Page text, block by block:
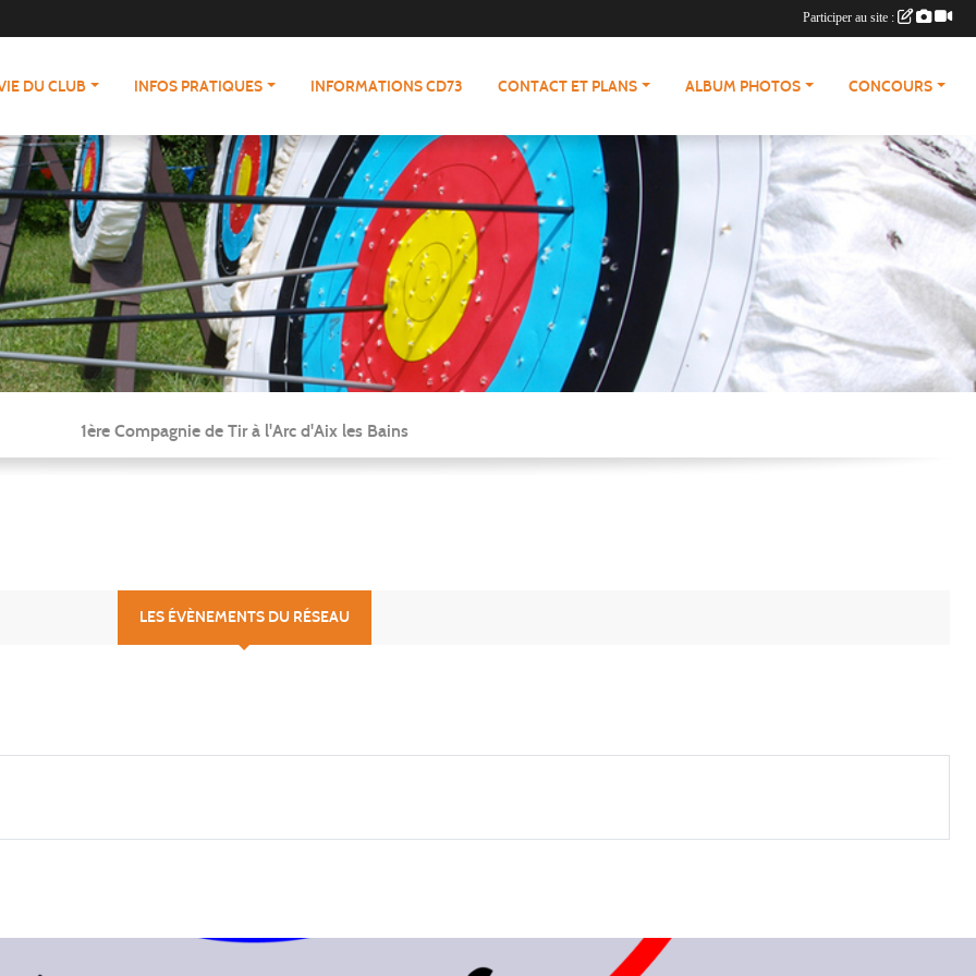
DU CLUB INFOS PRATIQUES INFORMATIONS CD73 CONTACT ET PLANS ALBUM PHOTOS CONCOURS
1ère Compagnie de Tir à l'Arc d'Aix les Bains
LES ÉVÈNEMENTS DU RÉSEAU
Participer au site :